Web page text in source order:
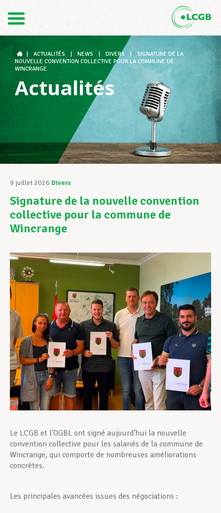
DE
Le LCGB
Structures syndicales
Assistance au Travail
Vos droits
Développement professionnel
Devenir Membre
Actualités
ACTUALITÉS NEWS DIVERS
SIGNATURE DE LA
NOUVELLE CONVENTION COLLECTIVE POUR LA COMMUNE DE
WINCRANGE
Actualités
9 juillet 2026 Divers
Signature de la nouvelle convention
collective pour la commune de
Wincrange
Le LCGB et l’OGBL ont signé aujourd’hui la nouvelle
convention collective pour les salariés de la commune de
Wincrange, qui comporte de nombreuses améliorations
concrètes.
Les principales avancées issues des négociations :